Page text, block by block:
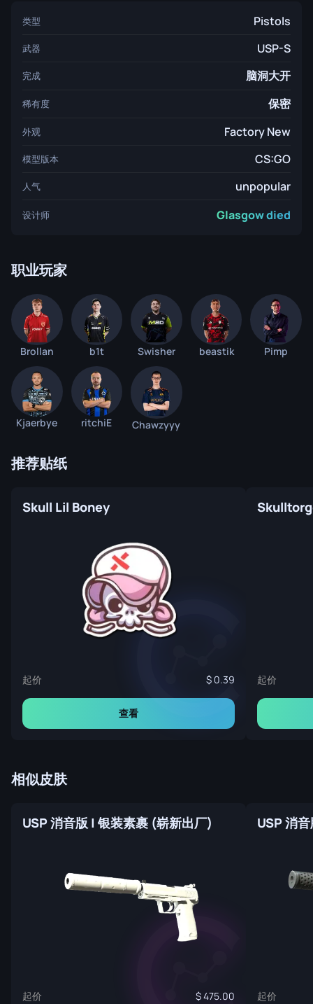
类型 Pistols
武器 USP-S
完成 脑洞大开
稀有度 保密
外观 Factory New
模型版本 CS:GO
人气 unpopular
设计师 Glasgow died
职业玩家
Brollan b1t Swisher beastik Pimp
Kjaerbye ritchiE Chawzyyy
推荐贴纸
Skull Lil Boney
起价 0.39
查看
起价
相似皮肤
USP 消音版 | 银装素裹 (崭新出厂)
起价 475.00
USP 消
起价